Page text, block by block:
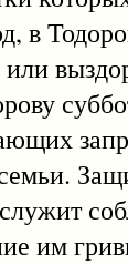
в
им